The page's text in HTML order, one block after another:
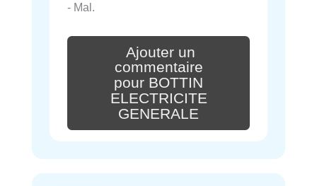
- Mal.
Ajouter un
commentaire
pour BOTTIN
ELECTRICITE
GENERALE